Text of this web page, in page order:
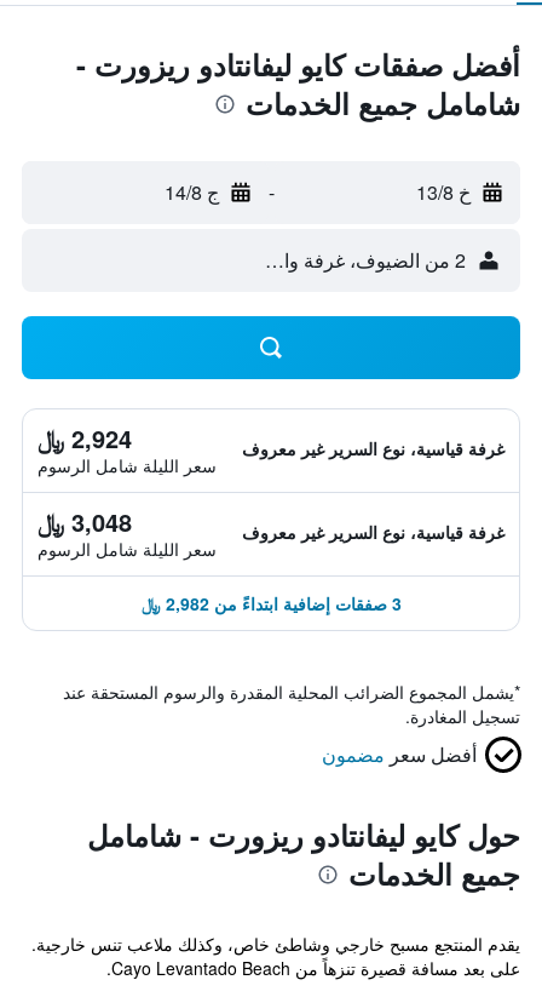
أفضل صفقات كايو ليفانتادو ريزورت -
شامامل جميع الخدمات
خ 13/8 - ج 14/8
2 من الضيوف، غرفة واحدة
غرفة قياسية، نوع السرير غير معروف 2,924 ﷼
سعر الليلة شامل الرسوم
غرفة قياسية، نوع السرير غير معروف 3,048 ﷼
سعر الليلة شامل الرسوم
3 صفقات إضافية ابتداءً من 2,982 ﷼
*يشمل المجموع الضرائب المحلية المقدرة والرسوم المستحقة عند
تسجيل المغادرة.
أفضل سعر مضمون
حول كايو ليفانتادو ريزورت - شامامل
جميع الخدمات
يقدم المنتجع مسبح خارجي وشاطئ خاص، وكذلك ملاعب تنس خارجية.
على بعد مسافة قصيرة تنزهاً من Cayo Levantado Beach.